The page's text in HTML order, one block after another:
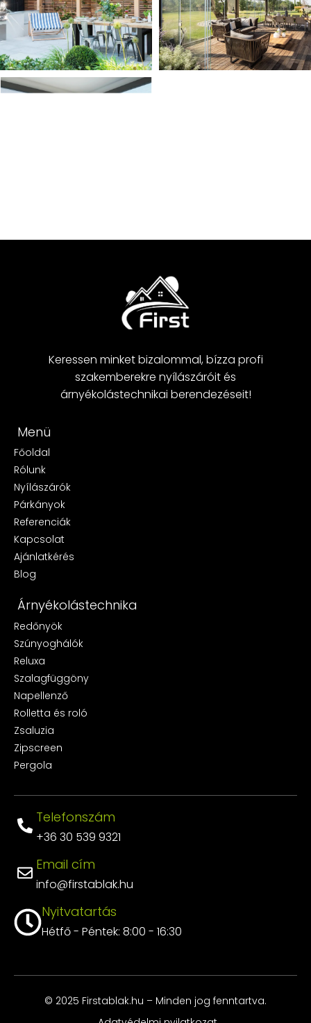
Keressen minket bizalommal, bízza profi
szakemberekre nyílászáróit és
árnyékolástechnikai berendezéseit!
Menü
Főoldal
Rólunk
Nyílászárók
Párkányok
Referenciák
Kapcsolat
Ajánlatkérés
Blog
Árnyékolástechnika
Redőnyök
Szúnyoghálók
Reluxa
Szalagfüggöny
Napellenző
Rolletta és roló
Zsaluzia
Zipscreen
Pergola
+36 30 539 9321
Telefonszám
info@firstablak.hu
Email cím
Hétfő - Péntek: 8:00 - 16:30
Nyitvatartás
© 2025 Firstablak.hu – Minden jog fenntartva.